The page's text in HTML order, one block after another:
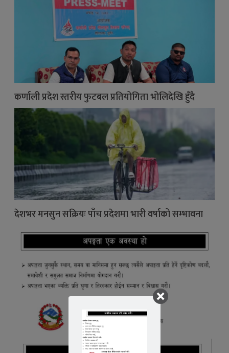
कर्णाली प्रदेश स्तरीय फुटबल प्रतियोगिता भोलिदेखि हुँदै
देशभर मनसुन सक्रियः पाँच प्रदेशमा भारी वर्षाको सम्भावना